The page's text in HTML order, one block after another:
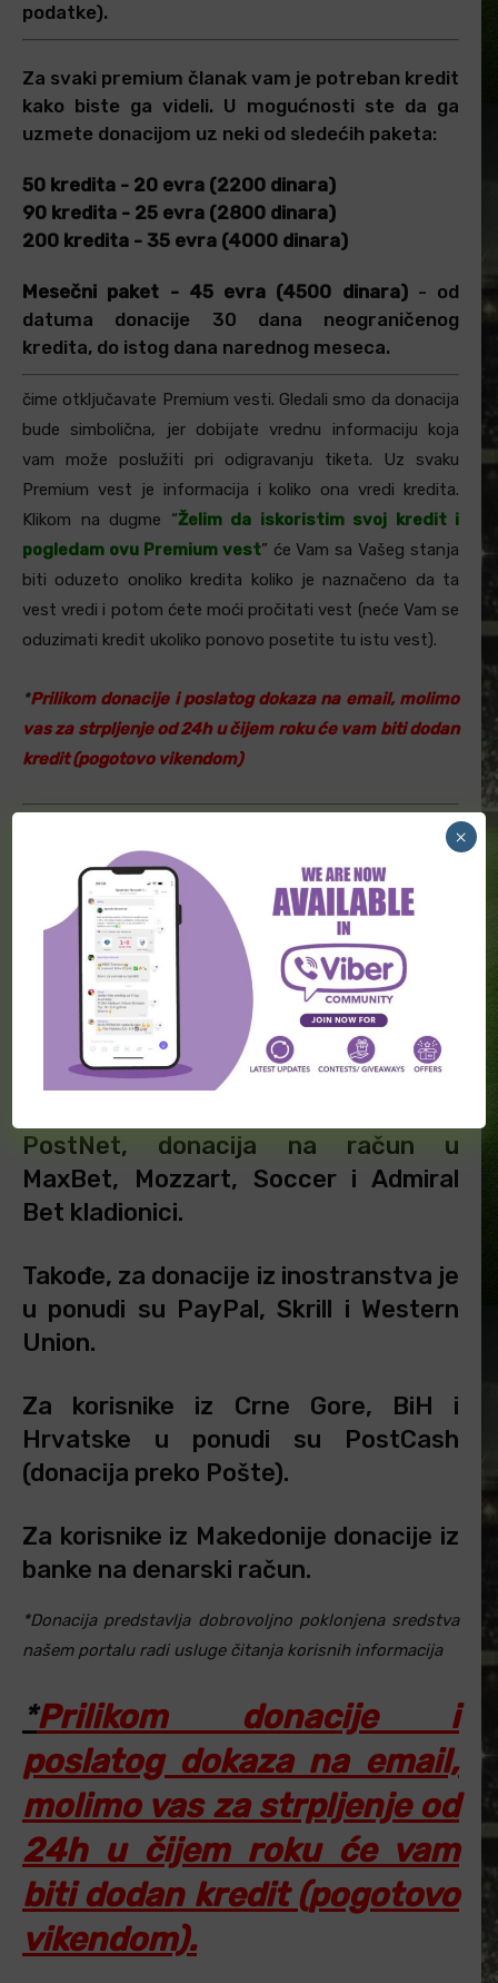
podatke).
Za svaki premium članak vam je potreban kredit
kako biste ga videli. U mogućnosti ste da ga
uzmete donacijom uz neki od sledećih paketa:
50 kredita - 20 evra (2200 dinara)
90 kredita - 25 evra (2800 dinara)
200 kredita - 35 evra (4000 dinara)
Mesečni paket - 45 evra (4500 dinara)- od
datuma donacije 30 dana neograničenog
kredita, do istog dana narednog meseca.
čime otključavate Premium vesti. Gledali smo da donacija
bude simbolična, jer dobijate vrednu informaciju koja
vam može poslužiti pri odigravanju tiketa. Uz svaku
Premium vest je informacija i koliko ona vredi kredita.
Klikom na dugme “Želim da iskoristim svoj kredit i
pogledam ovu Premium vest” će Vam sa Vašeg stanja
biti oduzeto onoliko kredita koliko je naznačeno da ta
vest vredi i potom ćete moći pročitati vest (neće Vam se
oduzimati kredit ukoliko ponovo posetite tu istu vest).
*Prilikom donacije i poslatog dokaza na email, molimo
vas za strpljenje od 24h u čijem roku će vam biti dodan
kredit (pogotovo vikendom)
NAČINI DONIRANJA:
Ukoliko želite da postanete naš
Premium korisnik, javite nam se na e-
mailsportinfonovosti@gmail.com
navodeći iz koje ste države i koji
način donacije želite da koristite.
PostNet, donacija na račun u
MaxBet, Mozzart, Soccer i Admiral
Bet kladionici.
Takođe, za donacije iz inostranstva je
u ponudi su PayPal, Skrill i Western
Union.
Za korisnike iz Crne Gore, BiH i
Hrvatske u ponudi su PostCash
(donacija preko Pošte).
Za korisnike iz Makedonije donacije iz
banke na denarski račun.
*Donacija predstavlja dobrovoljno poklonjena sredstva
našem portalu radi usluge čitanja korisnih informacija
*Prilikom donacije i
poslatog dokaza na email,
molimo vas za strpljenje od
24h u čijem roku će vam
biti dodan kredit (pogotovo
vikendom).
×